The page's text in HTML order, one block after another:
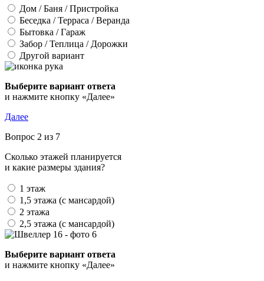
Дом / Баня / Пристройка
Беседка / Терраса / Веранда
Бытовка / Гараж
Забор / Теплица / Дорожки
Другой вариант
Выберите вариант ответа
и нажмите кнопку «Далее»
Далее
Вопрос 2 из 7
Сколько этажей планируется
и какие размеры здания?
1 этаж
1,5 этажа (с мансардой)
2 этажа
2,5 этажа (с мансардой)
Выберите вариант ответа
и нажмите кнопку «Далее»